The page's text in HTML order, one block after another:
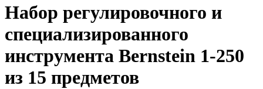
Набор регулировочного и
специализированного
инструмента Bernstein 1-250
из 15 предметов